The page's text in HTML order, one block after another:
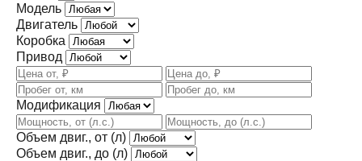
Модель
Двигатель
Коробка
Привод
Модификация
Объем двиг., от (л)
Объем двиг., до (л)